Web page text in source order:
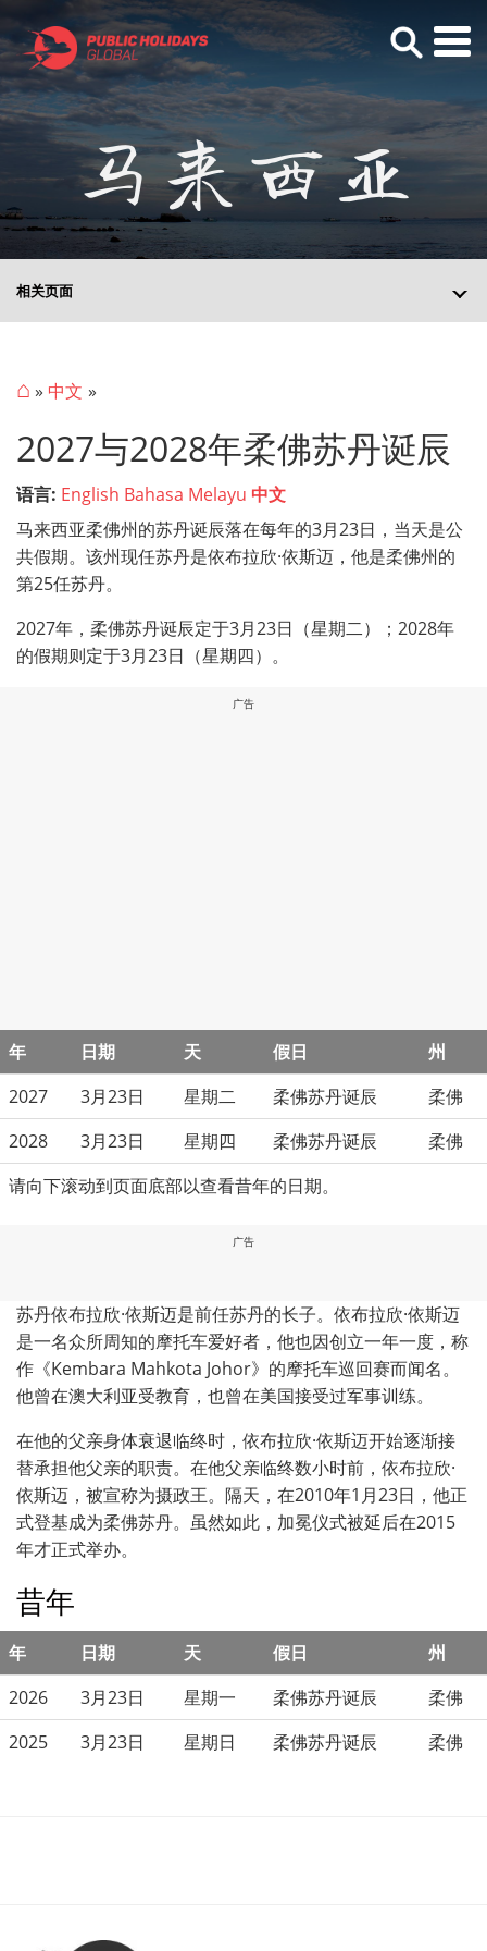
马来西亚
相关页面
⌂ » 中文
2027与2028年柔佛苏丹诞辰
语言: English Bahasa Melayu 中文
马来西亚柔佛州的苏丹诞辰落在每年的3月23日，当天是公
共假期。该州现任苏丹是依布拉欣·依斯迈，他是柔佛州的
第25任苏丹。
2027年，柔佛苏丹诞辰定于3月23日（星期二）；2028年
的假期则定于3月23日（星期四）。
广告
年 日期 天 假日
州
2027
3月23日 星期二 柔佛苏丹诞辰
柔佛
2028
3月23日 星期四 柔佛苏丹诞辰
柔佛
请向下滚动到页面底部以查看昔年的日期。
广告
苏丹依布拉欣·依斯迈是前任苏丹的长子。依布拉欣·依斯迈
是一名众所周知的摩托车爱好者，他也因创立一年一度，称
作《Kembara Mahkota Johor》的摩托车巡回赛而闻名。
他曾在澳大利亚受教育，也曾在美国接受过军事训练。
在他的父亲身体衰退临终时，依布拉欣·依斯迈开始逐渐接
替承担他父亲的职责。在他父亲临终数小时前，依布拉欣·
依斯迈，被宣称为摄政王。隔天，在2010年1月23日，他正
式登基成为柔佛苏丹。虽然如此，加冕仪式被延后在2015
年才正式举办。
昔年
年 日期 天 假日
州
2026
3月23日 星期一 柔佛苏丹诞辰
柔佛
2025
3月23日 星期日 柔佛苏丹诞辰 柔佛